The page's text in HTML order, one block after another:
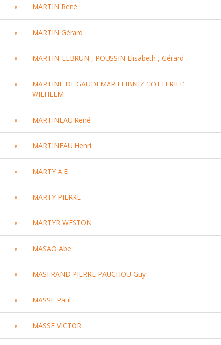
MARTIN René
MARTIN Gérard
MARTIN-LEBRUN , POUSSIN Elisabeth , Gérard
MARTINE DE GAUDEMAR LEIBNIZ GOTTFRIED
WILHELM
MARTINEAU René
MARTINEAU Henri
MARTY A.E
MARTY PIERRE
MARTYR WESTON
MASAO Abe
MASFRAND PIERRE PAUCHOU Guy
MASSE Paul
MASSE VICTOR